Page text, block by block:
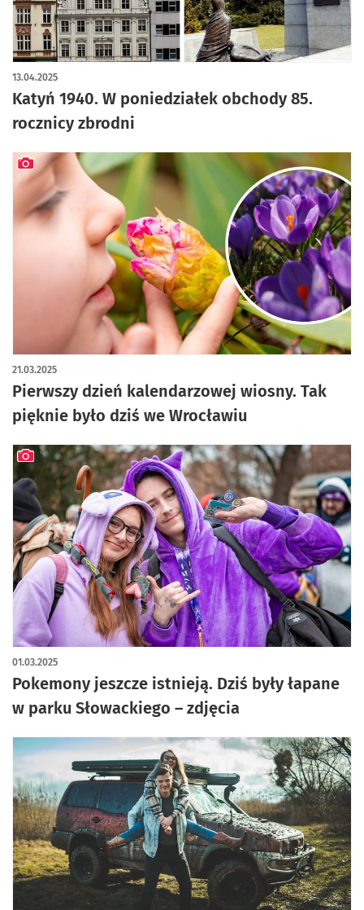
Katyń 1940. W poniedziałek obchody 85.
rocznicy zbrodni
13.04.2025
Pierwszy dzień kalendarzowej wiosny. Tak
pięknie było dziś we Wrocławiu
21.03.2025
artykuł z galerią zdjęć
Pokemony jeszcze istnieją. Dziś były łapane
w parku Słowackiego – zdjęcia
01.03.2025
artykuł z galerią zdjęć